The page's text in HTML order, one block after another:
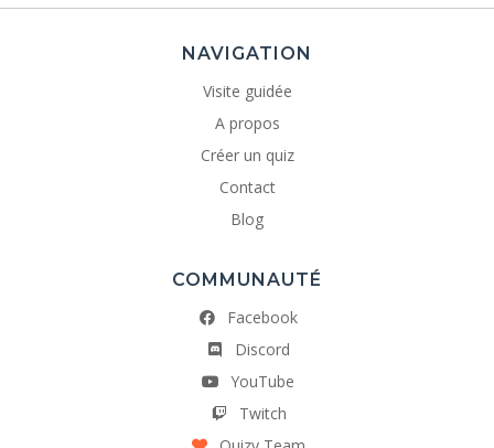
NAVIGATION
Visite guidée
A propos
Créer un quiz
Contact
Blog
COMMUNAUTÉ
Facebook
Discord
YouTube
Twitch